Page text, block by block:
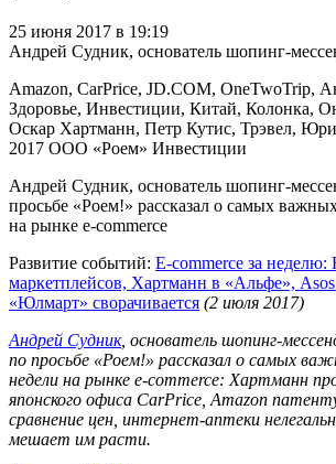
25 июня 2017 в 19:19
Андрей Судник, основатель шопинг-
Amazon, CarPrice, JD.COM, OneTwoTrip,
Здоровье, Инвестиции, Китай, Колонка,
Оскар Хартманн, Петр Кутис, Трэвел,
2017 ООО «Роем» Инвестиции
Андрей Судник, основатель шопинг-
просьбе «Роем!» рассказал о самых
на рынке e-commerce
Развитие событий: E-commerce за
маркетплейсов, Хартманн в «Альфе»,
«Юлмарт» сворачивается (2 июля 2017)
Андрей Судник, основатель шопинг-
по просьбе «Роем!» рассказал о самых
недели на рынке e-commerce: Хартманн
японского офиса CarPrice, Amazon
сравнение цен, интернет-аптеки
мешает им расти.